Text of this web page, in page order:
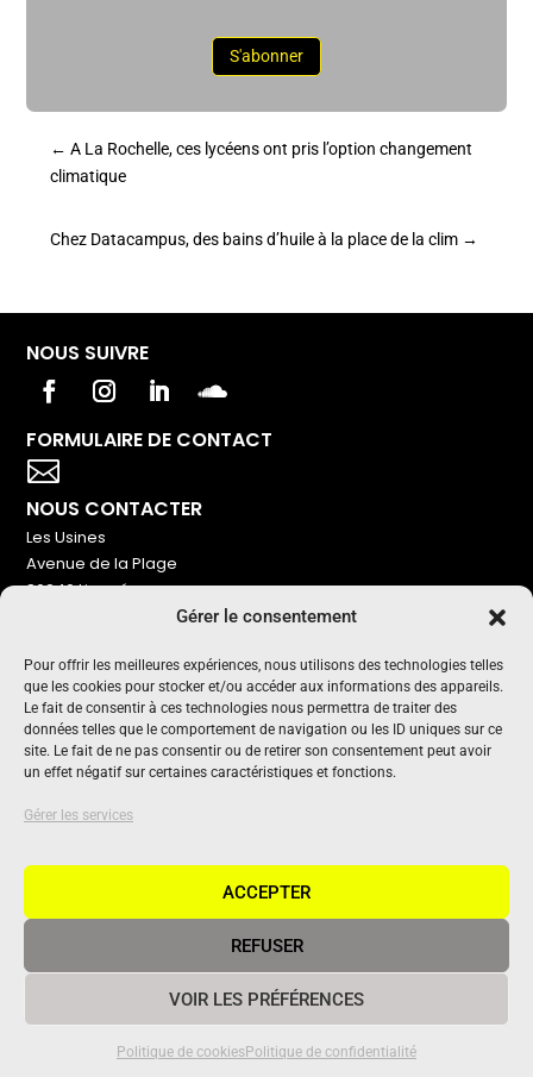
Gérer le consentement
Pour offrir les meilleures expériences, nous utilisons des technologies telles
que les cookies pour stocker et/ou accéder aux informations des appareils.
Le fait de consentir à ces technologies nous permettra de traiter des
données telles que le comportement de navigation ou les ID uniques sur ce
site. Le fait de ne pas consentir ou de retirer son consentement peut avoir
un effet négatif sur certaines caractéristiques et fonctions.
Gérer les services
ACCEPTER
REFUSER
VOIR LES PRÉFÉRENCES
Politique de cookiesPolitique de confidentialité
S'abonner
←A La Rochelle, ces lycéens ont pris l’option changement
climatique
Chez Datacampus, des bains d’huile à la place de la clim →
NOUS SUIVRE
FORMULAIRE DE CONTACT

NOUS CONTACTER
Les Usines
Avenue de la Plage
86240 Ligugé
NOUS SOUTENIR
Pour maintenir un média indépendant, gratuit et sans
publicité
Oui !
© 2020 Vivant Communication • Tous droits réservés •